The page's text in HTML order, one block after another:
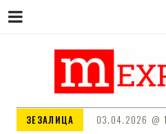
ЗЕЗАЛИЦА 03.04.2026